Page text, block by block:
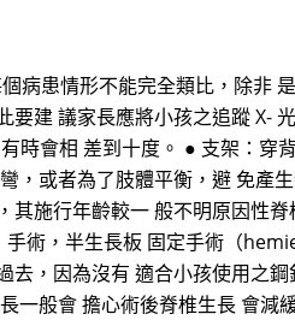
病患情形不能完全類比，除非
要建 議家長應將小孩之追蹤 X-
時會相 差到十度。 ● 支架：穿
，或者為了肢體平衡，避 免產
其施行年齡較一 般不明原因性
手術，半生長板 固定手術（
去，因為沒有 適合小孩使用之
一般會 擔心術後脊椎生長 會